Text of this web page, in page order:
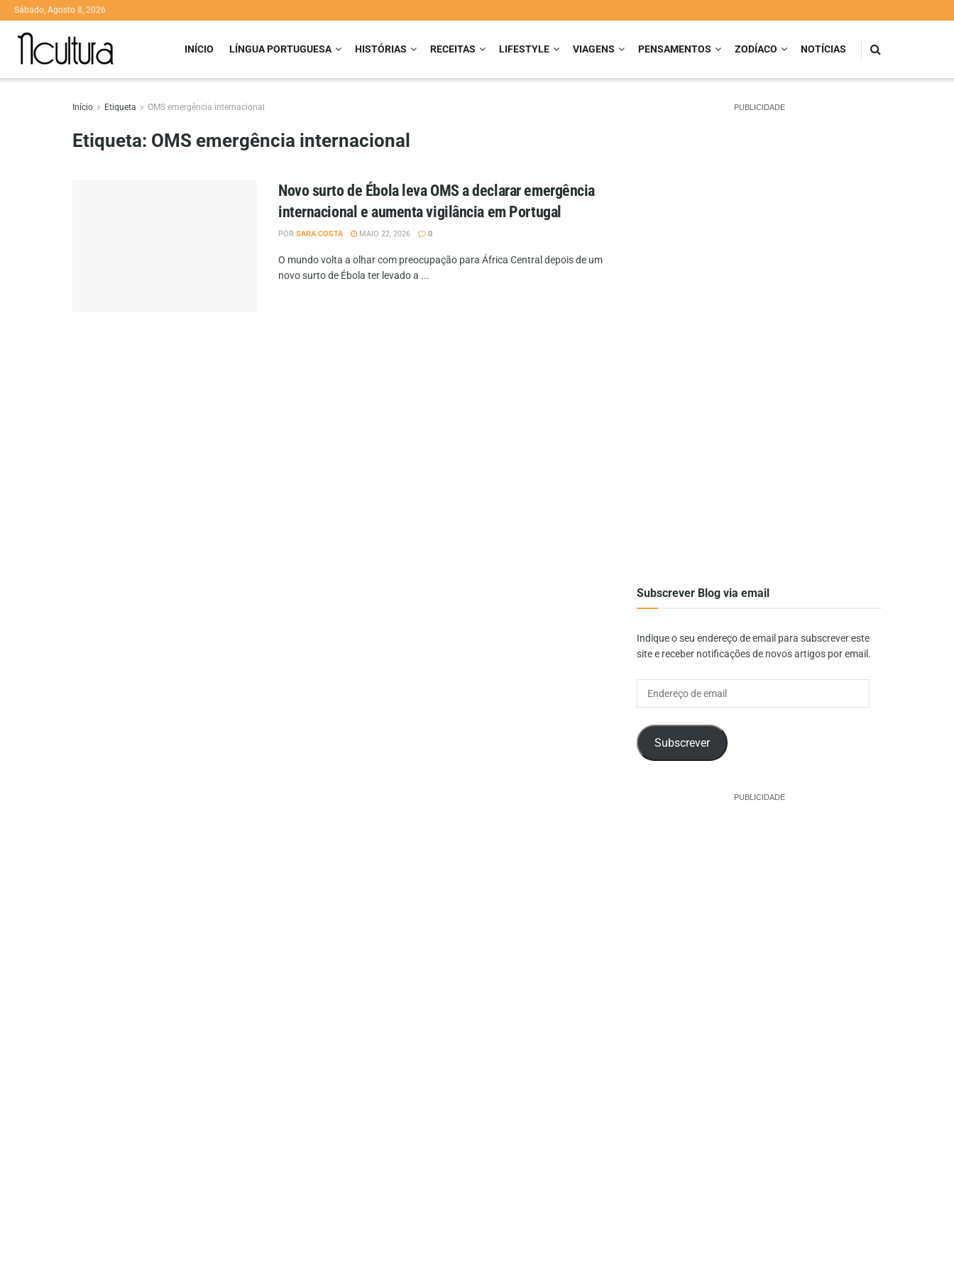
Sábado, Agosto 8, 2026
INÍCIO LÍNGUA PORTUGUESA HISTÓRIAS RECEITAS LIFESTYLE VIAGENS PENSAMENTOS ZODÍACO NOTÍCIAS
Início Etiqueta OMS emergência internacional
Etiqueta: OMS emergência internacional
Novo surto de Ébola leva OMS a declarar emergência
internacional e aumenta vigilância em Portugal
POR SARA COSTA MAIO 22, 2026 0
O mundo volta a olhar com preocupação para África Central depois de um
novo surto de Ébola ter levado a ...
PUBLICIDADE
Subscrever Blog via email
Indique o seu endereço de email para subscrever este
site e receber notificações de novos artigos por email.
Subscrever
PUBLICIDADE